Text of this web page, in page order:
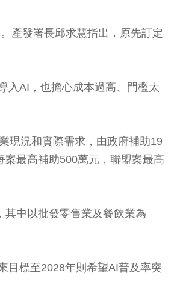
產發署長邱求慧指出，原先訂定
入AI，也擔心成本過高、門檻太
現況和實際需求，由政府補助19
最高補助500萬元，聯盟案最高
中以批發零售業及餐飲業為
目標至2028年則希望AI普及率突